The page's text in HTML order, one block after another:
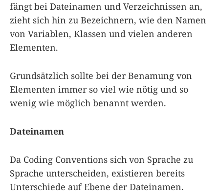
fängt bei Dateinamen und Verzeichnissen an,
zieht sich hin zu Bezeichnern, wie den Namen
von Variablen, Klassen und vielen anderen
Elementen.
Grundsätzlich sollte bei der Benamung von
Elementen immer so viel wie nötig und so
wenig wie möglich benannt werden.
Dateinamen
Da Coding Conventions sich von Sprache zu
Sprache unterscheiden, existieren bereits
Unterschiede auf Ebene der Dateinamen.